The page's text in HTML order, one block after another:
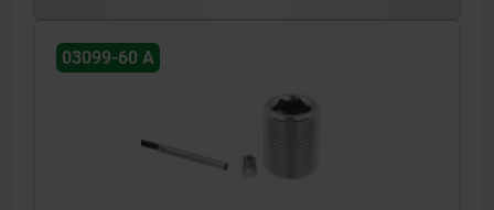
03099-60 A